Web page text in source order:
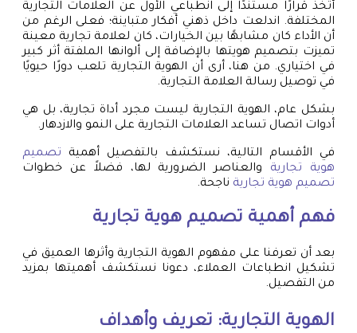
أتخذ قرارًا مستندًا إلى انطباعي الأول عن العلامات التجارية
المختلفة. اندلعت داخل ذهني أفكار متباينة؛ فعلى الرغم من
أن الأداء كان مشابهًا بين الخيارات، كان لعلامة تجارية معينة
تميزت بتصميم هويتها بالإضافة إلى ألوانها الملفتة أثر كبير
في اختياري. من هنا، أرى أن الهوية التجارية تلعب دورًا حيويًا
في توصيل رسالة العلامة التجارية.
بشكل عام، الهوية التجارية ليست مجرد أداة تجارية، بل هي
أدوات اتصال تساعد العلامات التجارية على النمو والازدهار.
في الأقسام التالية، نستكشف بالتفصيل أهمية تصميم
هوية تجارية والعناصر الضرورية لها، فضلاً عن خطوات
تصميم هوية تجارية ناجحة.
فهم أهمية تصميم هوية تجارية
بعد أن تعرفنا على مفهوم الهوية التجارية وأثرها العميق في
تشكيل انطباعات العملاء، دعونا نستكشف أهميتها بمزيد
من التفصيل.
الهوية التجارية: تعريف وأهداف